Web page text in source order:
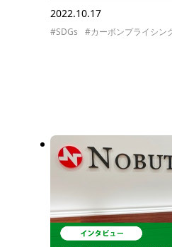
2022.10.17
#SDGs #カーボンプライシン